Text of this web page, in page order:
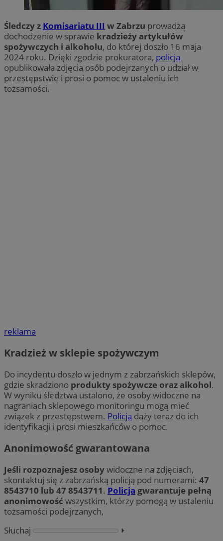
Śledczy z Komisariatu III w Zabrzu prowadzą
dochodzenie w sprawie kradzieży artykułów
spożywczych i alkoholu, do której doszło 16 maja
2024 roku. Dzięki zgodzie prokuratora, policja
opublikowała zdjęcia osób podejrzanych o udział w
przestępstwie i prosi o pomoc w ustaleniu ich
tożsamości.
reklama
Kradzież w sklepie spożywczym
Do incydentu doszło w jednym z zabrzańskich sklepów,
gdzie skradziono produkty spożywcze oraz alkohol.
W wyniku śledztwa ustalono, że osoby widoczne na
nagraniach sklepowego monitoringu mogą mieć
związek z przestępstwem. Policja dąży teraz do ich
identyfikacji i prosi mieszkańców o pomoc.
Anonimowość gwarantowana
Jeśli rozpoznajesz osobywidoczne na zdjęciach,
skontaktuj się z zabrzańską policją pod numerami: 47
8543710 lub 47 8543711. Policja gwarantuje pełną
anonimowość wszystkim, którzy pomogą w ustaleniu
tożsamości podejrzanych,
Słuchaj
⏵︎